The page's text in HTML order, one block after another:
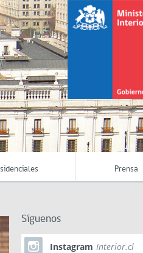
Prensa
Síguenos
Instagram Interior.cl